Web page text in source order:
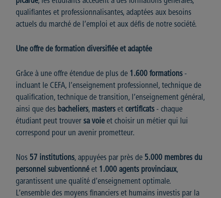
qualifiantes et professionnalisantes, adaptées aux besoins
actuels du marché de l’emploi et aux défis de notre société.
Une offre de formation diversifiée et adaptée
Grâce à une offre étendue de plus de 1.600 formations -
incluant le CEFA, l’enseignement professionnel, technique de
qualification, technique de transition, l’enseignement général,
ainsi que des bacheliers, masters et certificats - chaque
étudiant peut trouver sa voieet choisir un métier qui lui
correspond pour un avenir prometteur.
Nos 57 institutions, appuyées par près de 5.000 membres du
personnel subventionnéet 1.000 agents provinciaux,
garantissent une qualité d’enseignement optimale.
L’ensemble des moyens financiers et humains investis par la